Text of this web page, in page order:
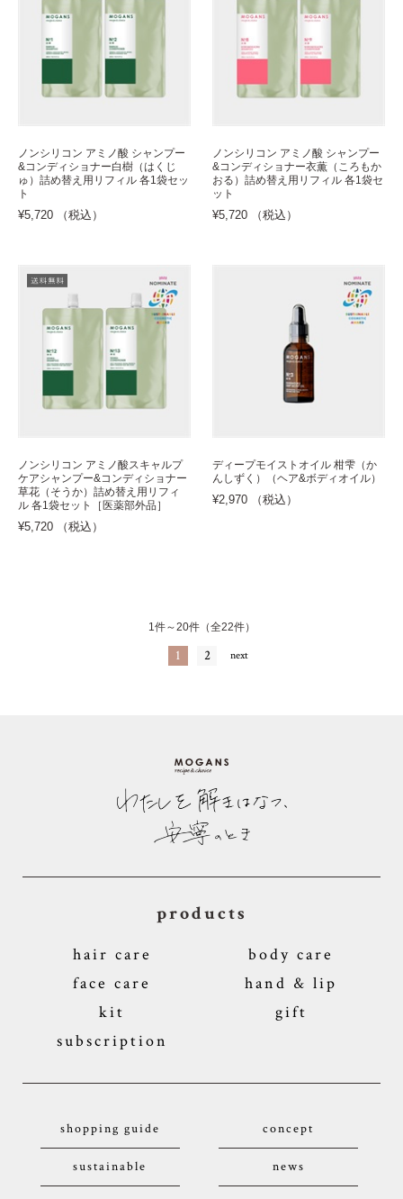
ノンシリコン アミノ酸 シャンプー
&コンディショナー白樹（はくじ
ゅ）詰め替え用リフィル 各1袋セッ
ト
¥5,720 （税込）
ノンシリコン アミノ酸 シャンプー
&コンディショナー衣薫（ころもか
おる）詰め替え用リフィル 各1袋セ
ット
¥5,720 （税込）
ノンシリコン アミノ酸スキャルプ
ケアシャンプー&コンディショナー
草花（そうか）詰め替え用リフィ
ル 各1袋セット［医薬部外品］
¥5,720 （税込）
ディープモイストオイル 柑雫（か
んしずく）（ヘア&ボディオイル）
¥2,970 （税込）
1件～20件（全22件）
1 2 next
products
hair care
body care
face care
hand & lip
kit
gift
subscription
shopping guide concept
sustainable news